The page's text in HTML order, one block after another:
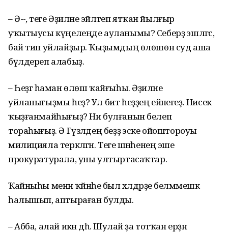
– Ә-ә-ә, теге Әҙиләне эйәләтеп ятҡан йылғыр
уҡытыусы күңелеңде ауланымы? Себерҙә эшләгәс,
бай тип уйлайҙыр. Ҡыҙымдың өлөшөн суд аша
бүлдереп алабыҙ.
– Һеҙгә һаман өлөш ҡайғыһы. Әҙиләне
уйланығыҙмы һеҙ? Ул бит һеҙҙең ейәнегеҙ. Нисек
ҡыҙғанмайһығыҙ? Ни булғанын белеп
тораһығыҙ. Ә Гүзәлдең беҙҙә эске ойоштороуы
милицияла теркәлгән. Теге әшнәһенең эше
прокуратурала, уны ултыртасаҡтар.
Ҡайныһы менән ҡәйнәһе был хәлдәрҙе белмәмешкә
һалышып, аптыраған булды.
– Абба, алай икән дәһә. Шулай ҙа тотҡан ерҙән